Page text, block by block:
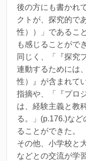
後の方にも書かれ
クトが、探究的で
性））」であるこ
も感じることがで
同じく、「『探究
連動するためには
性）』が含まれて
指摘や、「『プロ
は、経験主義と教
る。」(p.176.)な
ることができた。
その他、小学校と
などとの交流が学